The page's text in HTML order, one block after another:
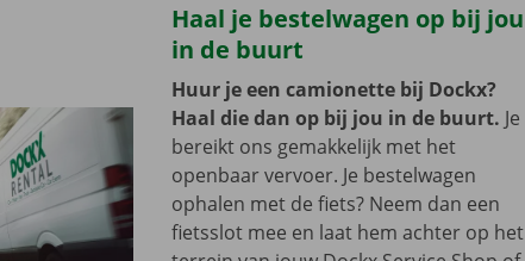
Haal je bestelwagen op bij jou
in de buurt
Huur je een camionette bij Dockx?
Haal die dan op bij jou in de buurt. Je
bereikt ons gemakkelijk met het
openbaar vervoer. Je bestelwagen
ophalen met de fiets? Neem dan een
fietsslot mee en laat hem achter op het